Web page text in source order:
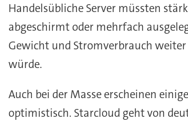
Handelsübliche Server müssten
abgeschirmt oder mehrfach
Gewicht und Stromverbrauch
würde.
Auch bei der Masse erscheinen
optimistisch. Starcloud geht von